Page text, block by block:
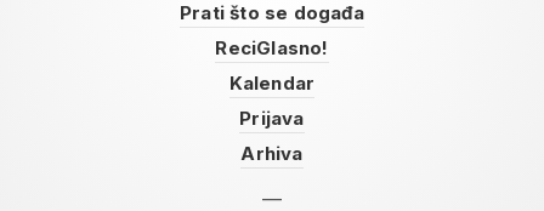
Prati što se događa
ReciGlasno!
Kalendar
Prijava
Arhiva